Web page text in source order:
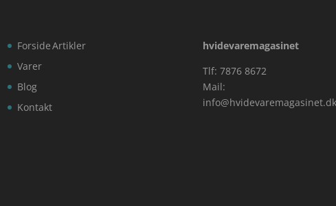
Forside
Varer
Blog
Kontakt
Artikler
hvidevaremagasinet
Tlf: 7876 8672
Mail:
info@hvidevaremagasinet.dk